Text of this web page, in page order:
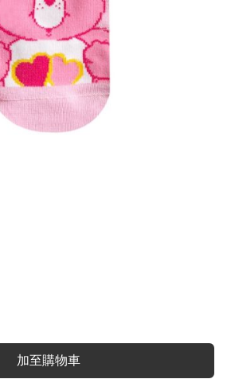
加至購物車